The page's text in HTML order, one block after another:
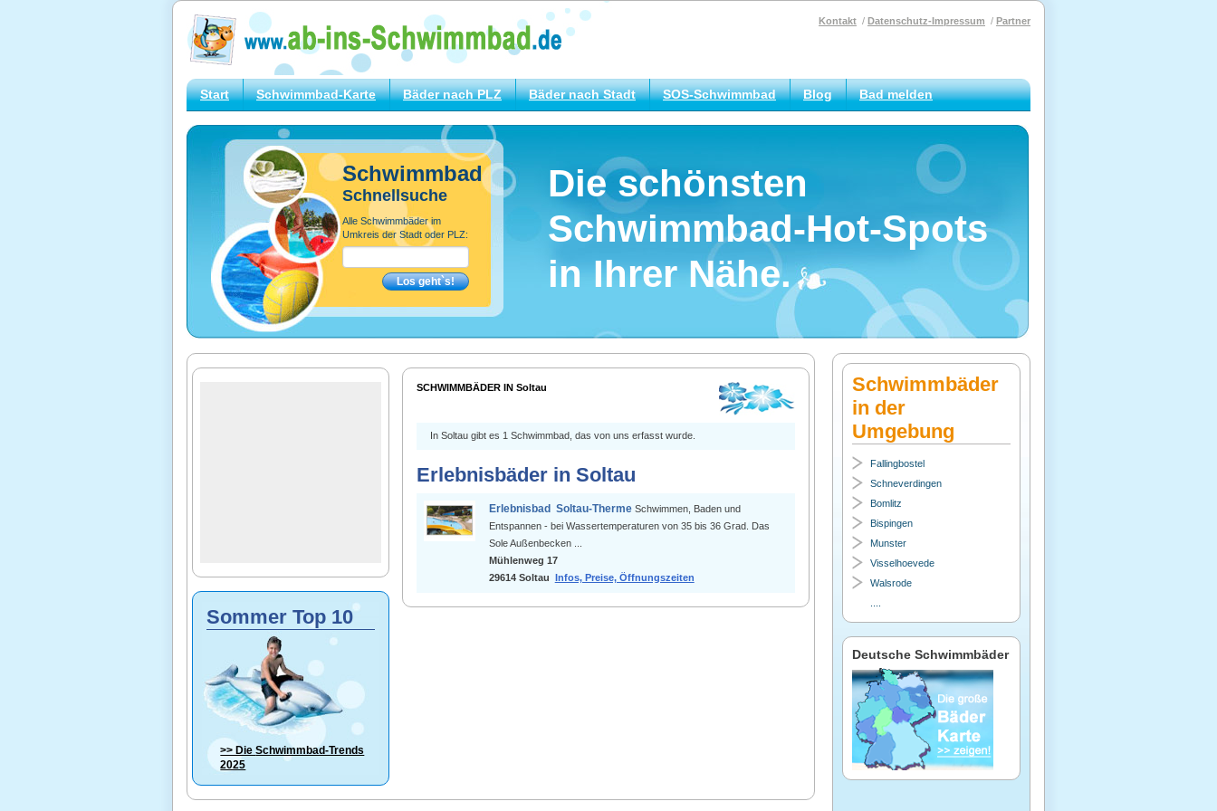
Kontakt Datenschutz-Impressum Partner
Start Schwimmbad-Karte Bäder nach PLZ Bäder nach Stadt SOS-Schwimmbad Blog Bad melden
Schwimmbad
Schnellsuche
Alle Schwimmbäder im
Umkreis der Stadt oder PLZ:
Die schönsten
Schwimmbad-Hot-Spots
in Ihrer Nähe.
Sommer Top 10
>> DieSchwimmbad-Trends
2025
SCHWIMMBÄDER IN Soltau
In Soltau gibt es 1 Schwimmbad, das von uns erfasst wurde.
Erlebnisbäder in Soltau
Erlebnisbad Soltau-Therme Schwimmen, Baden und
Entspannen - bei Wassertemperaturen von 35 bis 36 Grad. Das
Sole Außenbecken ...
Mühlenweg 17
29614 Soltau Infos, Preise, Öffnungszeiten
Schwimmbäder
in der
Umgebung
Fallingbostel
Schneverdingen
Bomlitz
Bispingen
Munster
Visselhoevede
Walsrode
Deutsche Schwimmbäder